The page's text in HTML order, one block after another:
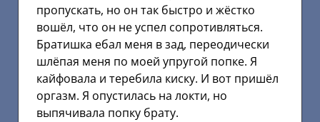
пропускать, но он так быстро и жёстко
вошёл, что он не успел сопротивляться.
Братишка ебал меня в зад, переодически
шлёпая меня по моей упругой попке. Я
кайфовала и теребила киску. И вот пришёл
оргазм. Я опустилась на локти, но
выпячивала попку брату.